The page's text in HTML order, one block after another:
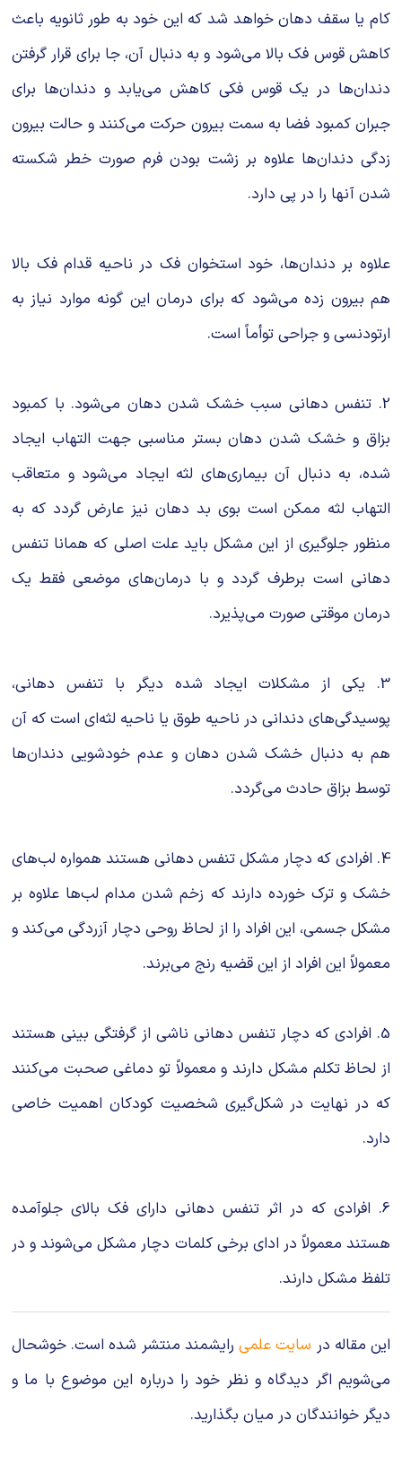
کام یا سقف دهان خواهد شد که این خود به ‌طور ثانویه باعث
کاهش قوس فک بالا می‌شود و به دنبال آن، جا برای قرار گرفتن
دندان‌ها در یک قوس فکی کاهش می‌یابد و دندان‌ها برای
جبران کمبود فضا به سمت بیرون حرکت می‌کنند و حالت بیرون
‌زدگی دندان‌ها علاوه بر زشت بودن فرم صورت خطر شکسته
شدن آنها را در پی دارد.
علاوه بر دندان‌ها، خود استخوان فک در ناحیه قدام فک بالا
هم بیرون زده می‌شود که برای درمان این‌ گونه موارد نیاز به
ارتودنسی و جراحی توأماً است.
2. تنفس دهانی سبب خشک شدن دهان می‌شود. با کمبود
بزاق و خشک شدن دهان بستر مناسبی جهت التهاب ایجاد
شده، به دنبال آن بیماری‌های لثه ایجاد می‌شود و متعاقب
التهاب لثه ممکن است بوی بد دهان نیز عارض گردد که به
منظور جلوگیری از این مشکل باید علت اصلی که همانا تنفس
دهانی است برطرف گردد و با درمان‌های موضعی فقط یک
درمان موقتی صورت می‌پذیرد.
3. یکی از مشکلات ایجاد شده دیگر با تنفس دهانی،
پوسیدگی‌های دندانی در ناحیه طوق یا ناحیه لثه‌ای است که آن
هم به دنبال خشک شدن دهان و عدم خودشویی دندان‌ها
توسط بزاق حادث می‌گردد.
4. افرادی که دچار مشکل تنفس دهانی هستند همواره لب‌های
خشک و ترک خورده دارند که زخم شدن مدام لب‌ها علاوه بر
مشکل جسمی، این افراد را از لحاظ روحی دچار آزردگی می‌کند و
معمولاً این افراد از این قضیه رنج می‌برند.
5. افرادی که دچار تنفس دهانی ناشی از گرفتگی بینی هستند
از لحاظ تکلم مشکل دارند و معمولاً تو دماغی صحبت می‌کنند
که در نهایت در شکل‌گیری شخصیت کودکان اهمیت خاصی
دارد.
6. افرادی که در اثر تنفس دهانی دارای فک بالای جلوآمده
هستند معمولاً در ادای برخی کلمات دچار مشکل می‌شوند و در
تلفظ مشکل دارند.
این مقاله در سایت علمیرایشمند منتشر شده است. خوشحال
می‌شویم اگر دیدگاه و نظر خود را درباره این موضوع با ما و
دیگر خوانندگان در میان بگذارید.